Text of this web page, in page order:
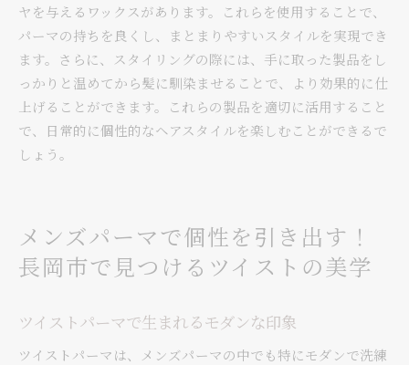
ヤを与えるワックスがあります。これらを使用することで、
パーマの持ちを良くし、まとまりやすいスタイルを実現でき
ます。さらに、スタイリングの際には、手に取った製品をし
っかりと温めてから髪に馴染ませることで、より効果的に仕
上げることができます。これらの製品を適切に活用すること
で、日常的に個性的なヘアスタイルを楽しむことができるで
しょう。
メンズパーマで個性を引き出す！
長岡市で見つけるツイストの美学
ツイストパーマで生まれるモダンな印象
ツイストパーマは、メンズパーマの中でも特にモダンで洗練